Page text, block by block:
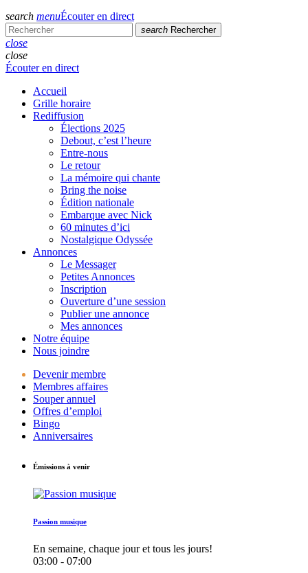
search menuÉcouter en direct
search Rechercher
close
close
Écouter en direct
Accueil
Grille horaire
Rediffusion
Élections 2025
Debout, c’est l’heure
Entre-nous
Le retour
La mémoire qui chante
Bring the noise
Édition nationale
Embarque avec Nick
60 minutes d’ici
Nostalgique Odyssée
Annonces
Le Messager
Petites Annonces
Inscription
Ouverture d’une session
Publier une annonce
Mes annonces
Notre équipe
Nous joindre
Devenir membre
Membres affaires
Souper annuel
Offres d’emploi
Bingo
Anniversaires
Émissions à venir
Passion musique
En semaine, chaque jour et tous les jours!
03:00 - 07:00